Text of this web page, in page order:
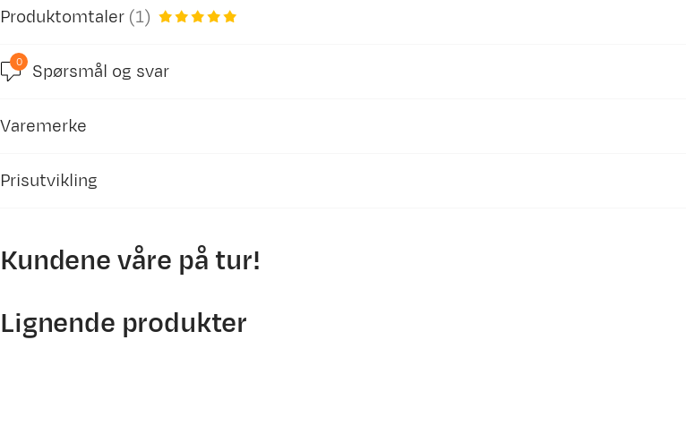
Produktomtaler (1)
5.0
Henrik M Bekreftet kjøper
Kjøpt størrelse: OneSize
Valgt farge:
Orange
0 Spørsmål og svar
Varemerke
Prisutvikling
110
120
Kundene våre på tur!
Lignende produkter